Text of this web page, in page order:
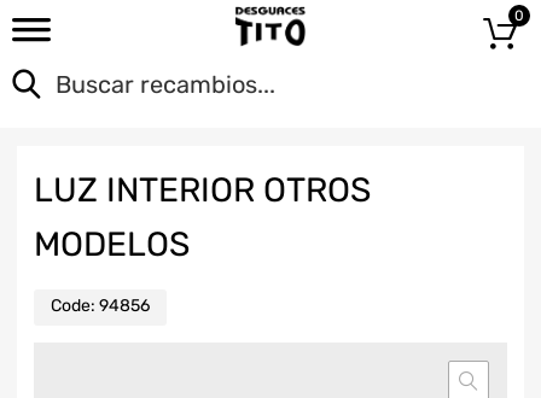
0
LUZ INTERIOR OTROS
MODELOS
Code: 94856